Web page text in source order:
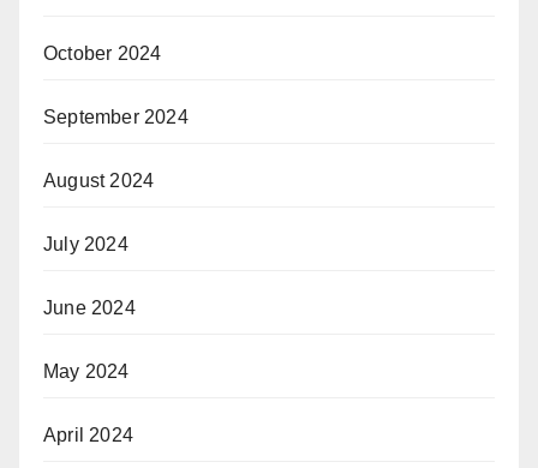
October 2024
September 2024
August 2024
July 2024
June 2024
May 2024
April 2024